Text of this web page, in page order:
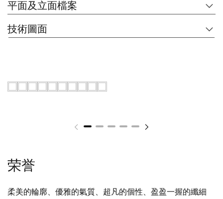
平面及立面檔案
技術圖面
荣誉
柔美的輪廓、優雅的氣質、超凡的個性、盈盈一握的纖細